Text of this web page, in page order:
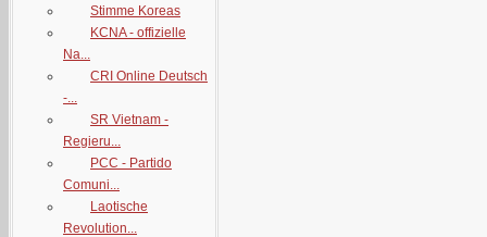
Stimme Koreas
KCNA - offizielle
Na...
CRI Online Deutsch
-...
SR Vietnam -
Regieru...
PCC - Partido
Comuni...
Laotische
Revolution...